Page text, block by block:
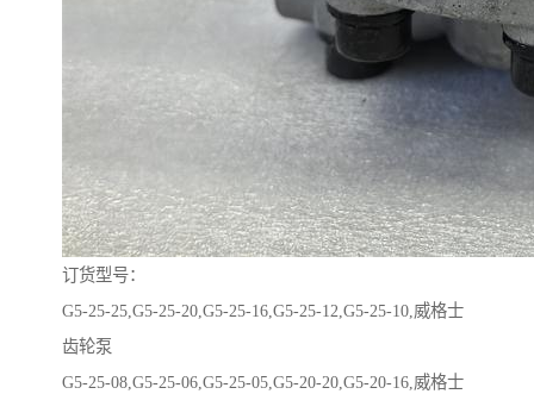
订货型号：
G5-25-25,G5-25-20,G5-25-16,G5-25-12,G5-25-10,威格士
齿轮泵
G5-25-08,G5-25-06,G5-25-05,G5-20-20,G5-20-16,威格士